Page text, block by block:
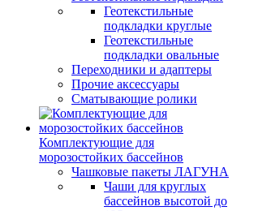
Геотекстильные
подкладки круглые
Геотекстильные
подкладки овальные
Переходники и адаптеры
Прочие аксессуары
Сматывающие ролики
Комплектующие для
морозостойких бассейнов
Чашковые пакеты ЛАГУНА
Чаши для круглых
бассейнов высотой до